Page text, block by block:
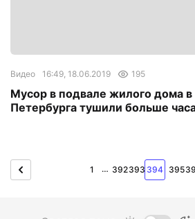
Видео 16:49, 18.06.2019 195
Мусор в подвале жилого дома в
Петербурга тушили больше
1 … 392393 394 395